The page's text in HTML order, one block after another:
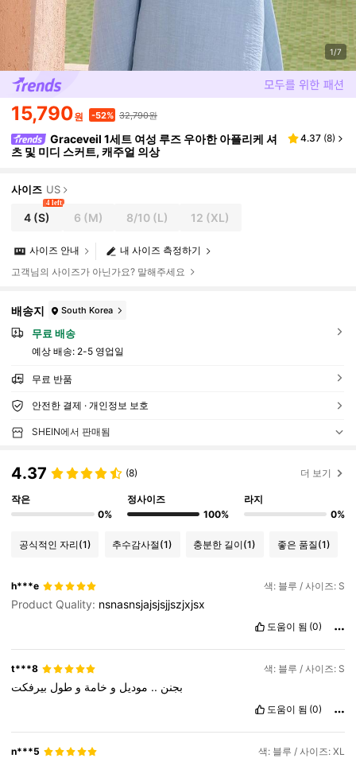
1/7
15,790원 -52% 32,790원
Graceveil 1세트 여성 루즈 우아한 아플리케 셔
츠 및 미디 스커트, 캐주얼 의상
4.37 (8)
사이즈 US
4 (S)
4 left
6 (M) 8/10(L) 12 (XL)
내 사이즈 측정하기
사이즈 안내
고객님의 사이즈가 아닌가요? 말해주세요
배송지 South Korea
무료 배송
예상 배송: 2-5 영업일
무료 반품
안전한 결제 · 개인정보 보호
SHEIN에서 판매됨
4.37 (8) 더 보기
작은
0%
정사이즈
100%
라지
0%
공식적인 자리(1) 추수감사절(1) 충분한 길이(1) 좋은 품질(1)
h***e 색: 블루 / 사이즈: S
Product Quality: nsnasnsjajsjsjjszjxjsx
도움이 됨 (0)
t***8 색: 블루 / 사이즈: S
بجنن .. موديل و خامة و طول بيرفكت
도움이 됨 (0)
n***5 색: 블루 / 사이즈: XL